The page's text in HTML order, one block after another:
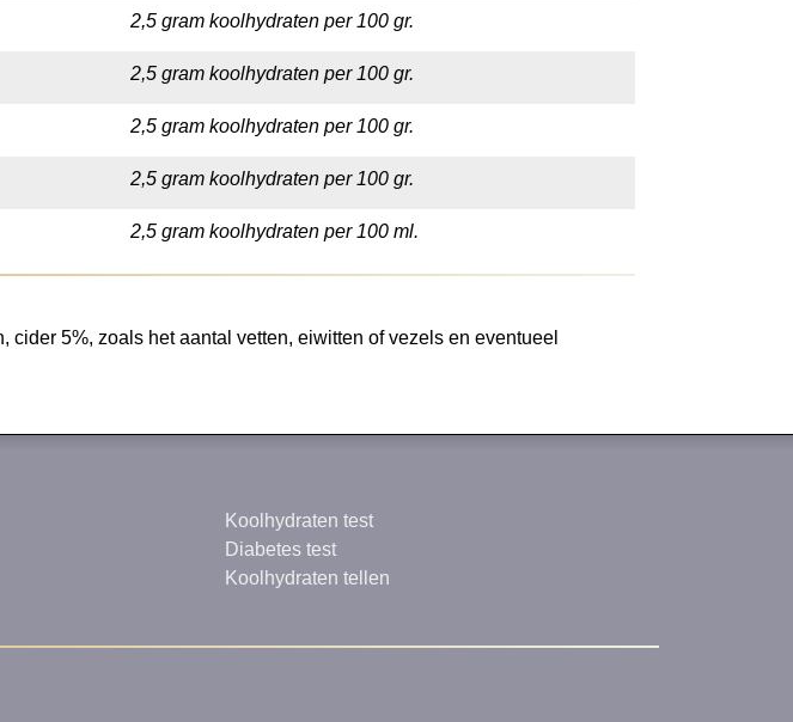
2,5 gram koolhydraten per 100 gr.
2,5 gram koolhydraten per 100 gr.
2,5 gram koolhydraten per 100 gr.
2,5 gram koolhydraten per 100 gr.
2,5 gram koolhydraten per 100 ml.
5%, zoals het aantal vetten, eiwitten of vezels en eventueel
Koolhydraten test
Diabetes test
Koolhydraten tellen